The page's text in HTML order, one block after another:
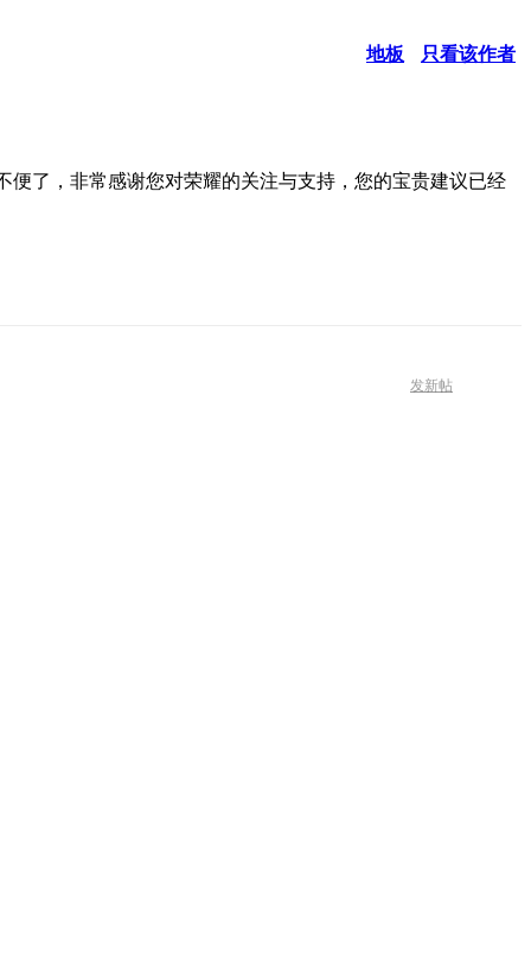
地板 只看该作者
便了，非常感谢您对荣耀的关注与支持，您的宝贵建议已经
发新帖